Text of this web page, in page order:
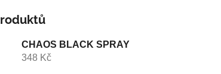
CHAOS BLACK SPRAY
348 Kč